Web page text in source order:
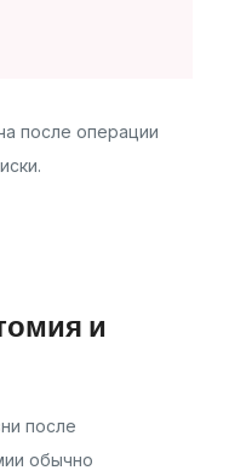
после операции
и
после
обычно